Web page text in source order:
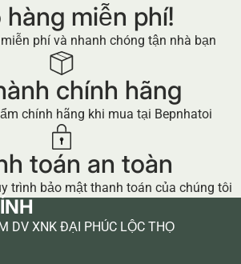
hàng miễn phí!
phí và nhanh chóng tận nhà bạn
chính hãng
chính hãng khi mua tại Bepnhatoi
toán an toàn
trình bảo mật thanh toán của chúng tôi
DV XNK ĐẠI PHÚC LỘC THỌ